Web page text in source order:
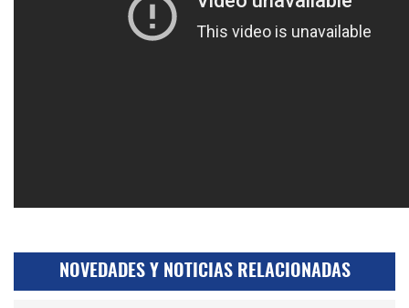
NOVEDADES Y NOTICIAS RELACIONADAS